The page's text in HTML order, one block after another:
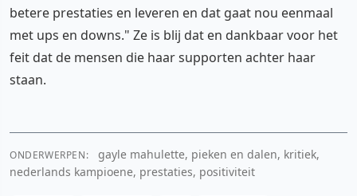
betere prestaties en leveren en dat gaat nou eenmaal
met ups en downs." Ze is blij dat en dankbaar voor het
feit dat de mensen die haar supporten achter haar
staan.
YouTube video
ONDERWERPEN:
gayle mahulette, pieken en dalen, kritiek,
nederlands kampioene, prestaties, positiviteit